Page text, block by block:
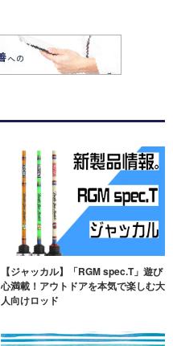
【ジャッカル】「RGM spec.T」遊び
心満載！アウトドアを本気で楽しむ大
人向けロッド